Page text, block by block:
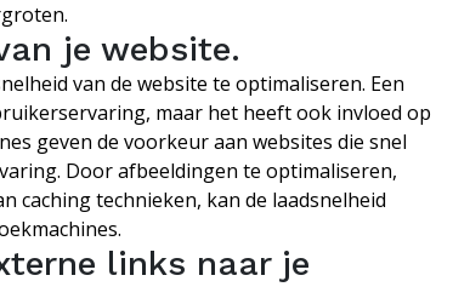
je website.
van de website te optimaliseren. Een
maar het heeft ook invloed op
geven de voorkeur aan websites die snel
Door afbeeldingen te optimaliseren,
caching technieken, kan de laadsnelheid
links naar je